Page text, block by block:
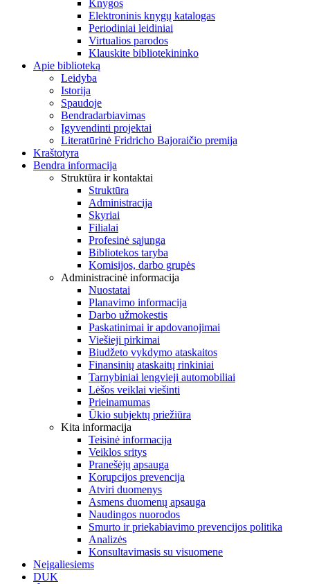
Knygos
Elektroninis knygų katalogas
Periodiniai leidiniai
Virtualios parodos
Klauskite bibliotekininko
Apie biblioteką
Leidyba
Istorija
Spaudoje
Bendradarbiavimas
Įgyvendinti projektai
Literatūrinė Fridricho Bajoraičio premija
Kraštotyra
Bendra informacija
Struktūra ir kontaktai
Struktūra
Administracija
Skyriai
Filialai
Profesinė sąjunga
Bibliotekos taryba
Komisijos, darbo grupės
Administracinė informacija
Nuostatai
Planavimo informacija
Darbo užmokestis
Paskatinimai ir apdovanojimai
Viešieji pirkimai
Biudžeto vykdymo ataskaitos
Finansinių ataskaitų rinkiniai
Tarnybiniai lengvieji automobiliai
Lėšos veiklai viešinti
Prieinamumas
Ūkio subjektų priežiūra
Kita informacija
Teisinė informacija
Veiklos sritys
Pranešėjų apsauga
Korupcijos prevencija
Atviri duomenys
Asmens duomenų apsauga
Naudingos nuorodos
Smurto ir priekabiavimo prevencijos politika
Analizės
Konsultavimasis su visuomene
Neįgaliesiems
DUK